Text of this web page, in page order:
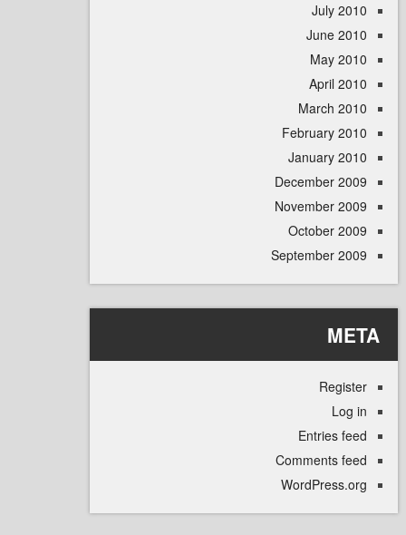
July
June
May
April
March
February
January
December
November
October
September
Entries
Comments